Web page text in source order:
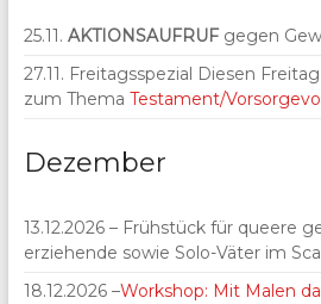
25.11. AKTIONSAUFRUFgegen
27.11. Freitagsspezial Diesen
zum Thema Testament/
Dezember
13.12.2026 – Frühstück für queere
erziehende sowie Solo-Väter im
18.12.2026 –Workshop: Mit Malen